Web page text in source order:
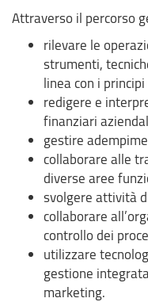
Attraverso il percorso
rilevare le
strumenti,
linea con i
redigere e
finanziari
gestire
collaborare alle
diverse aree
svolgere attività
collaborare
controllo dei
utilizzare
gestione
marketing.